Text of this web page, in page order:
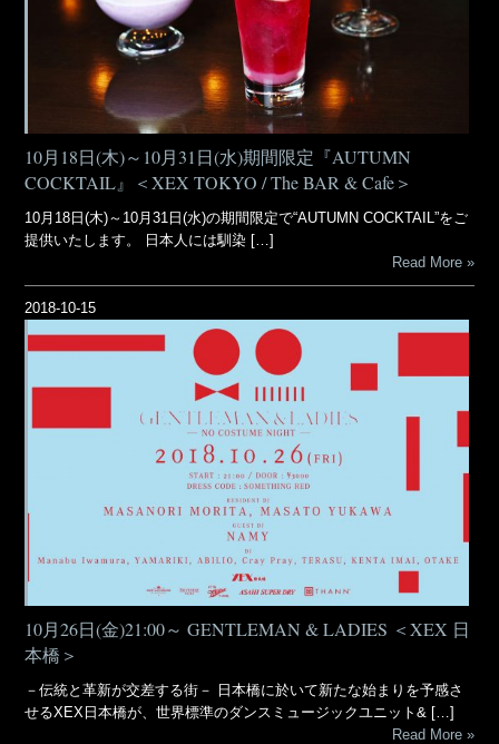
10月18日(木)～10月31日(水)期間限定『AUTUMN
COCKTAIL』＜XEX TOKYO / The BAR & Cafe＞
10月18日(木)～10月31日(水)の期間限定で“AUTUMN COCKTAIL”をご
提供いたします。 日本人には馴染 […]
Read More
2018-10-15
10月26日(金)21:00～ GENTLEMAN & LADIES ＜XEX 日
本橋＞
－伝統と革新が交差する街－ 日本橋に於いて新たな始まりを予感さ
せるXEX日本橋が、世界標準のダンスミュージックユニット& […]
Read More